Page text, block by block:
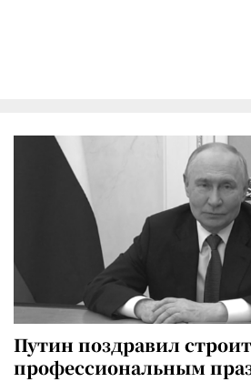
Путин поздравил
профессиональным